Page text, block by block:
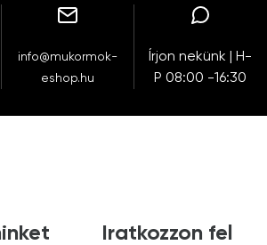
info@mukormok-
eshop.hu
Írjon nekünk | H-
P 08:00 -16:30
Iratkozzon fel